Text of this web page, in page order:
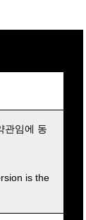
관임에 동
is the